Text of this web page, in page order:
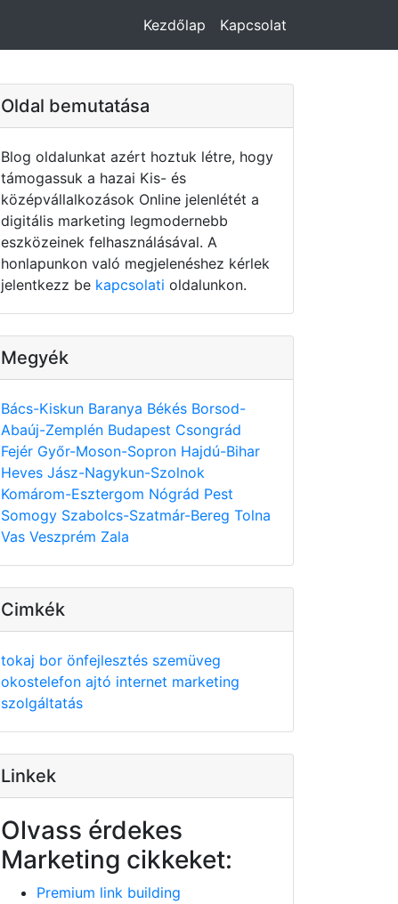
Kezdőlap Kapcsolat
Oldal bemutatása
Blog oldalunkat azért hoztuk létre, hogy
támogassuk a hazai Kis- és
középvállalkozások Online jelenlétét a
digitális marketing legmodernebb
eszközeinek felhasználásával. A
honlapunkon való megjelenéshez kérlek
jelentkezz be kapcsolati oldalunkon.
Megyék
Bács-Kiskun Baranya Békés Borsod-
Abaúj-Zemplén Budapest Csongrád
Fejér Győr-Moson-Sopron Hajdú-Bihar
Heves Jász-Nagykun-Szolnok
Komárom-Esztergom Nógrád Pest
Somogy Szabolcs-Szatmár-Bereg Tolna
Vas Veszprém Zala
Cimkék
tokaj bor önfejlesztés szemüveg
okostelefon ajtó internet marketing
szolgáltatás
Linkek
Olvass érdekes
Marketing cikkeket:
Premium link building